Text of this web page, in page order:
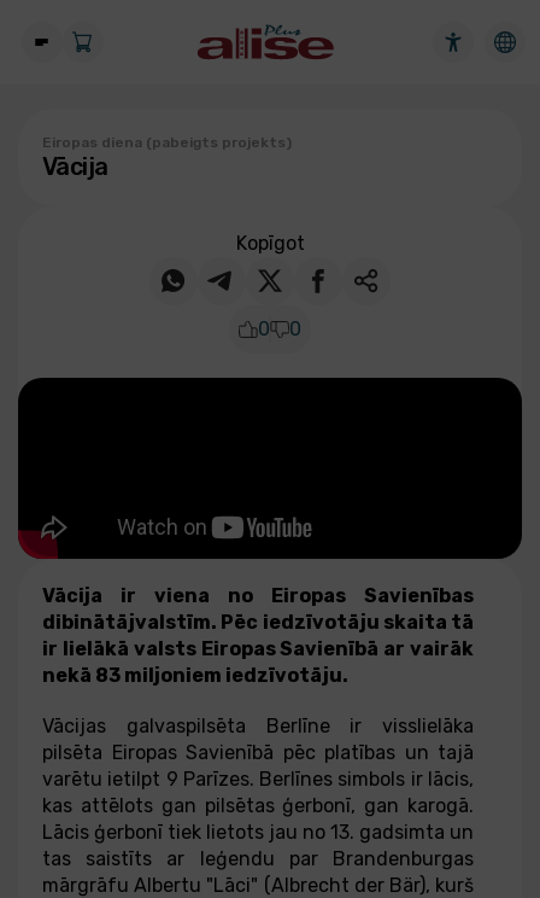
Eiropas diena (pabeigts projekts)
Vācija
Kopīgot
0 0
Vācija ir viena no Eiropas Savienības
dibinātājvalstīm. Pēc iedzīvotāju skaita tā
ir lielākā valsts Eiropas Savienībā ar vairāk
nekā 83 miljoniem iedzīvotāju.
Vācijas galvaspilsēta Berlīne ir visslielāka
pilsēta Eiropas Savienībā pēc platības un tajā
varētu ietilpt 9 Parīzes. Berlīnes simbols ir lācis,
kas attēlots gan pilsētas ģerbonī, gan karogā.
Lācis ģerbonī tiek lietots jau no 13. gadsimta un
tas saistīts ar leģendu par Brandenburgas
mārgrāfu Albertu "Lāci" (Albrecht der Bär), kurš